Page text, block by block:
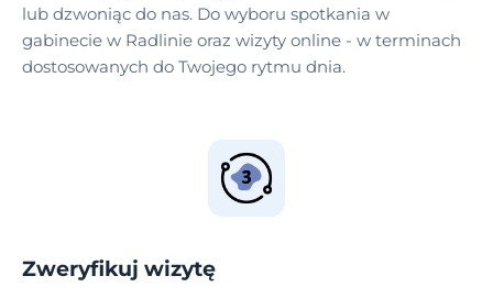
lub dzwoniąc do nas. Do wyboru spotkania w
gabinecie w Radlinie oraz wizyty online - w terminach
dostosowanych do Twojego rytmu dnia.
Zweryfikuj wizytę